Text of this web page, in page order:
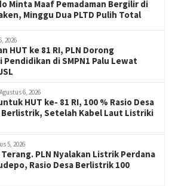
Minta Maaf Pemadaman Bergilir di
Minggu Dua PLTD Pulih Total
2026
HUT ke 81 RI, PLN Dorong
Pendidikan di SMPN1 Palu Lewat
Agustus 6, 2026
HUT ke- 81 RI, 100 % Rasio Desa
Setelah Kabel Laut Listriki
5, 2026
PLN Nyalakan Listrik Perdana
Rasio Desa Berlistrik 100